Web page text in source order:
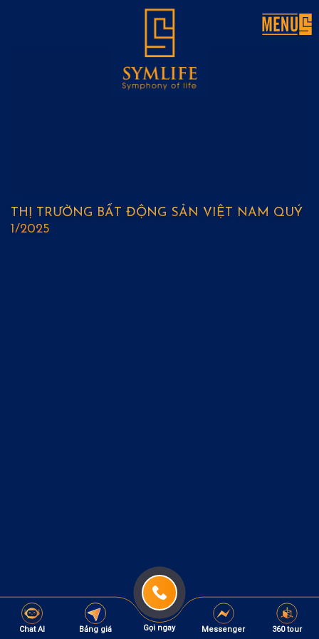
THỊ TRƯỜNG BẤT ĐỘNG SẢN VIỆT NAM QUÝ
1/2025
Chat AI Bảng giá Gọi ngay Messenger 360 tour